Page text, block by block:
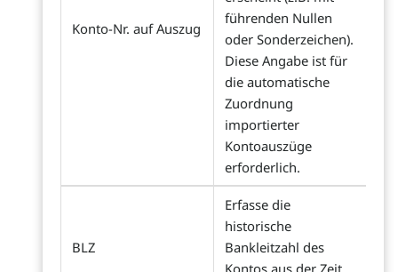
Konto-Nr. auf Auszug
führenden Nullen
oder Sonderzeichen).
Diese Angabe ist für
die automatische
Zuordnung
importierter
Kontoauszüge
erforderlich.
BLZ
Erfasse die
historische
Bankleitzahl des
Kontos aus der Zeit